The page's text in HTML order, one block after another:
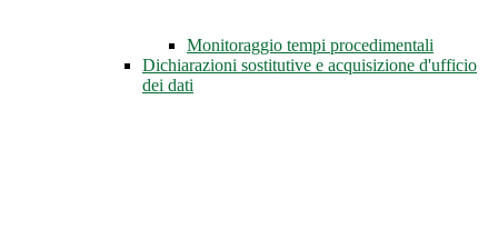
Monitoraggio tempi procedimentali
Dichiarazioni sostitutive e acquisizione d'ufficio
dei dati